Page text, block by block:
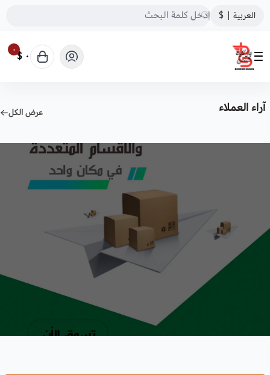
العربية |
$
باركود شحن
٠ ٠ $
آراء العملاء عرض الكل